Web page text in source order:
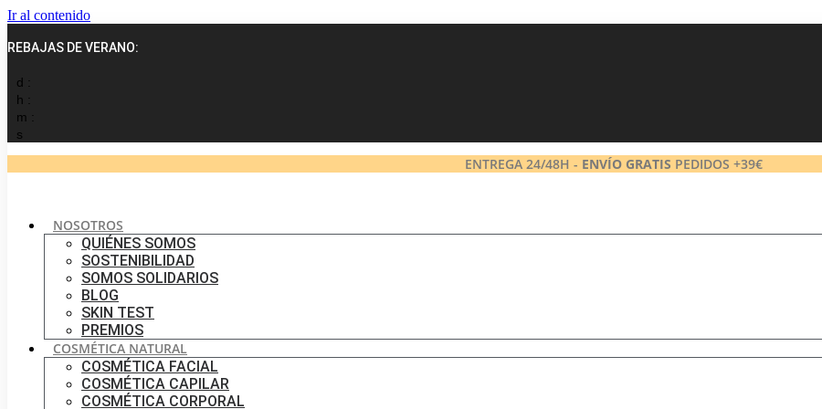
Ir al contenido
REBAJAS DE VERANO:
d :
h :
m :
s
ENTREGA 24/48H - ENVÍO GRATIS PEDIDOS +39€
NOSOTROS
QUIÉNES SOMOS
SOSTENIBILIDAD
SOMOS SOLIDARIOS
BLOG
SKIN TEST
PREMIOS
COSMÉTICA NATURAL
COSMÉTICA FACIAL
COSMÉTICA CAPILAR
COSMÉTICA CORPORAL